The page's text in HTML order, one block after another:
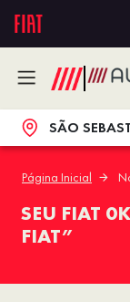
SÃO
Página Inicial
SEU FIAT
FIAT”